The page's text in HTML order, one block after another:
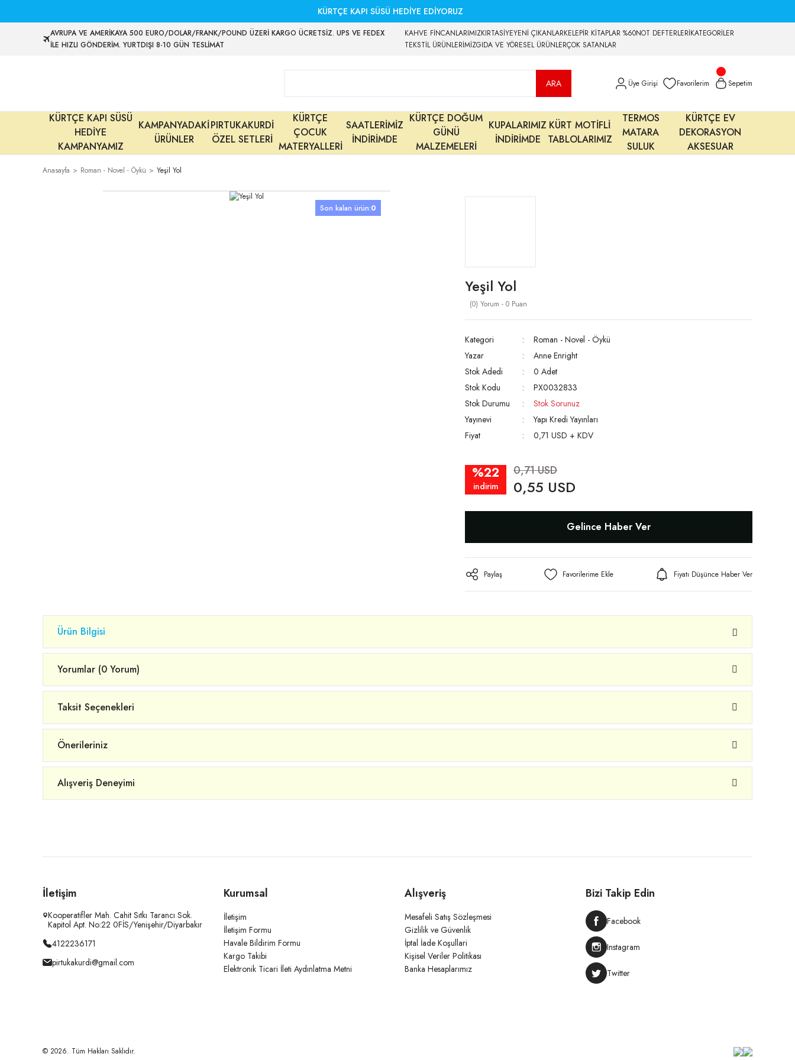
KÜRTÇE KAPI SÜSÜ HEDİYE EDİYORUZ
AVRUPA VE AMERİKAYA 500 EURO/DOLAR/FRANK/POUND ÜZERİ KARGO ÜCRETSİZ. UPS VE FEDEX
İLE HIZLI GÖNDERİM. YURTDIŞI 8-10 GÜN TESLİMAT
KAHVE FİNCANLARIMIZKIRTASİYEYENİ ÇIKANLARKELEPİR KİTAPLAR %60NOT DEFTERLERİKATEGORİLER
TEKSTİL ÜRÜNLERİMİZGIDA VE YÖRESEL ÜRÜNLERÇOK SATANLAR
ARA Üye Girişi Favorilerim Sepetim
KÜRTÇE KAPI SÜSÜ
HEDİYE
KAMPANYAMIZ
KAMPANYADAKİ
ÜRÜNLER
PIRTUKAKURDİ
ÖZEL SETLERİ
KÜRTÇE
ÇOCUK
MATERYALLERİ
SAATLERİMİZ
İNDİRİMDE
KÜRTÇE DOĞUM
GÜNÜ
MALZEMELERİ
KUPALARIMIZ
İNDİRİMDE
KÜRT MOTİFLİ
TABLOLARIMIZ
TERMOS
MATARA
SULUK
KÜRTÇE EV
DEKORASYON
AKSESUAR
Anasayfa Roman - Novel - Öykü Yeşil Yol
Son kalan ürün:0
Yeşil Yol
(0) Yorum - 0 Puan
Kategori
Roman - Novel - Öykü
Yazar
Anne Enright
Stok Adedi
0 Adet
Stok Kodu
PX0032833
Stok Durumu
Stok Sorunuz
Yayınevi
Yapı Kredi Yayınları
Fiyat
0,71 USD + KDV
%22
indirim
0,71 USD
0,55 USD
Gelince Haber Ver
Paylaş Fiyatı Düşünce Haber Ver
Ürün Bilgisi
Yorumlar (0 Yorum)
Taksit Seçenekleri
Önerileriniz
Alışveriş Deneyimi
İletişim
Kooperatifler Mah. Cahit Sıtkı Tarancı Sok.
Kapitol Apt. No:22 0FİS/Yenişehir/Diyarbakır
4122236171
pirtukakurdi@gmail.com
Kurumsal
İletişim
İletişim Formu
Havale Bildirim Formu
Kargo Takibi
Elektronik Ticari İleti Aydınlatma Metni
Alışveriş
Mesafeli Satış Sözleşmesi
Gizlilik ve Güvenlik
İptal İade Koşullari
Kişisel Veriler Politikası
Banka Hesaplarımız
Bizi Takip Edin
Facebook
Instagram
Twitter
© 2026. Tüm Hakları Saklıdır.